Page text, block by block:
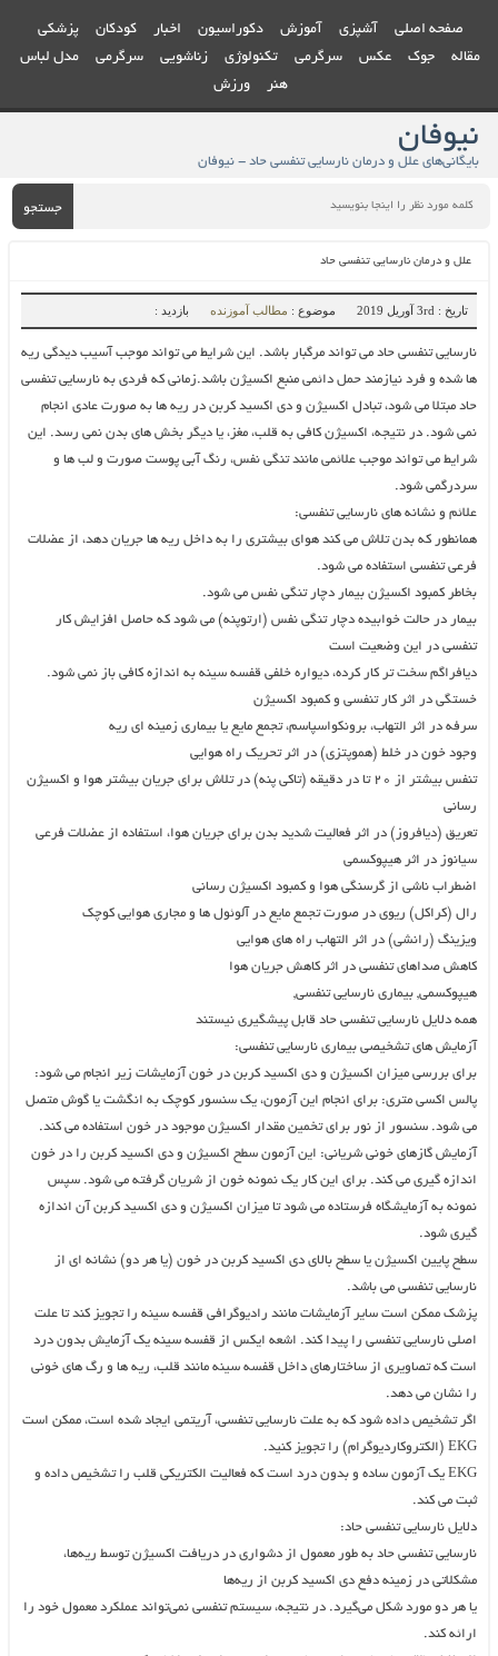
صفحه اصلی آشپزی آموزش دکوراسیون اخبار کودکان
پزشکی
مقاله
جوک عکس سرگرمی تکنولوژی زناشویی سرگرمی
مدل لباس
هنر
ورزش
نیوفان
بایگانی‌های علل و درمان نارسایی تنفسی حاد - نیوفان
جستجو
علل و درمان نارسایی تنفسی حاد
تاریخ : 3rd آوریل 2019 موضوع : مطالب آموزنده بازدید :
نارسایی تنفسی حاد می تواند مرگبار باشد. این شرایط می تواند موجب آسیب دیدگی ریه
ها شده و فرد نیازمند حمل دائمی منبع اکسیژن باشد.زمانی که فردی به نارسایی تنفسی
حاد مبتلا می شود، تبادل اکسیژن و دی اکسید کربن در ریه ها به صورت عادی انجام
نمی شود. در نتیجه، اکسیژن کافی به قلب، مغز، یا دیگر بخش های بدن نمی رسد. این
شرایط می تواند موجب علائمی مانند تنگی نفس، رنگ آبی پوست صورت و لب ها و
سردرگمی شود.
علائم و نشانه های نارسایی تنفسی:
همانطور که بدن تلاش می کند هوای بیشتری را به داخل ریه ها جریان دهد، از عضلات
فرعی تنفسی استفاده می شود.
بخاطر کمبود اکسیژن بیمار دچار تنگی نفس می شود.
بیمار در حالت خوابیده دچار تنگی نفس (ارتوپنه) می شود که حاصل افزایش کار
تنفسی در این وضعیت است
دیافراگم سخت تر کار کرده، دیواره خلفی قفسه سینه به اندازه کافی باز نمی شود.
خستگی در اثر کار تنفسی و کمبود اکسیژن
سرفه در اثر التهاب، برونکواسپاسم، تجمع مایع یا بیماری زمینه ای ریه
وجود خون در خلط (هموپتزی) در اثر تحریک راه هوایی
تنفس بیشتر از ۲۰ تا در دقیقه (تاکی پنه) در تلاش برای جریان بیشتر هوا و اکسیژن
رسانی
تعریق (دیافروز) در اثر فعالیت شدید بدن برای جریان هوا، استفاده از عضلات فرعی
سیانوز در اثر هیپوکسمی
اضطراب ناشی از گرسنگی هوا و کمبود اکسیژن رسانی
رال (کراکل) ریوی در صورت تجمع مایع در آلوئول ها و مجاری هوایی کوچک
ویزینگ (رانشی) در اثر التهاب راه های هوایی
کاهش صداهای تنفسی در اثر کاهش جریان هوا
هیپوکسمی, بیماری نارسایی تنفسی,
همه دلایل نارسایی تنفسی حاد قابل پیشگیری نیستند
آزمایش های تشخیصی بیماری نارسایی تنفسی:
برای بررسی میزان اکسیژن و دی اکسید کربن در خون آزمایشات زیر انجام می شود:
پالس اکسی متری: برای انجام این آزمون، یک سنسور کوچک به انگشت یا گوش متصل
می شود. سنسور از نور برای تخمین مقدار اکسیژن موجود در خون استفاده می کند.
آزمایش گازهای خونی شریانی: این آزمون سطح اکسیژن و دی اکسید کربن را در خون
اندازه گیری می کند. برای این کار یک نمونه خون از شریان گرفته می شود. سپس
نمونه به آزمایشگاه فرستاده می شود تا میزان اکسیژن و دی اکسید کربن آن اندازه
گیری شود.
سطح پایین اکسیژن یا سطح بالای دی اکسید کربن در خون (یا هر دو) نشانه ای از
نارسایی تنفسی می باشد.
پزشک ممکن است سایر آزمایشات مانند رادیوگرافی قفسه سینه را تجویز کند تا علت
اصلی نارسایی تنفسی را پیدا کند. اشعه ایکس از قفسه سینه یک آزمایش بدون درد
است که تصاویری از ساختارهای داخل قفسه سینه مانند قلب، ریه ها و رگ های خونی
را نشان می دهد.
اگر تشخیص داده شود که به علت نارسایی تنفسی، آریتمی ایجاد شده است، ممکن است
EKG (الکتروکاردیوگرام) را تجویز کنید.
EKG یک آزمون ساده و بدون درد است که فعالیت الکتریکی قلب را تشخیص داده و
ثبت می کند.
دلایل نارسایی تنفسی حاد:
نارسایی تنفسی حاد به طور معمول از دشواری در دریافت اکسیژن توسط ریه‌ها،
مشکلاتی در زمینه دفع دی اکسید کربن از ریه‌ها
یا هر دو مورد شکل می‌گیرد. در نتیجه، سیستم تنفسی نمی‌تواند عملکرد معمول خود را
ارائه کند.